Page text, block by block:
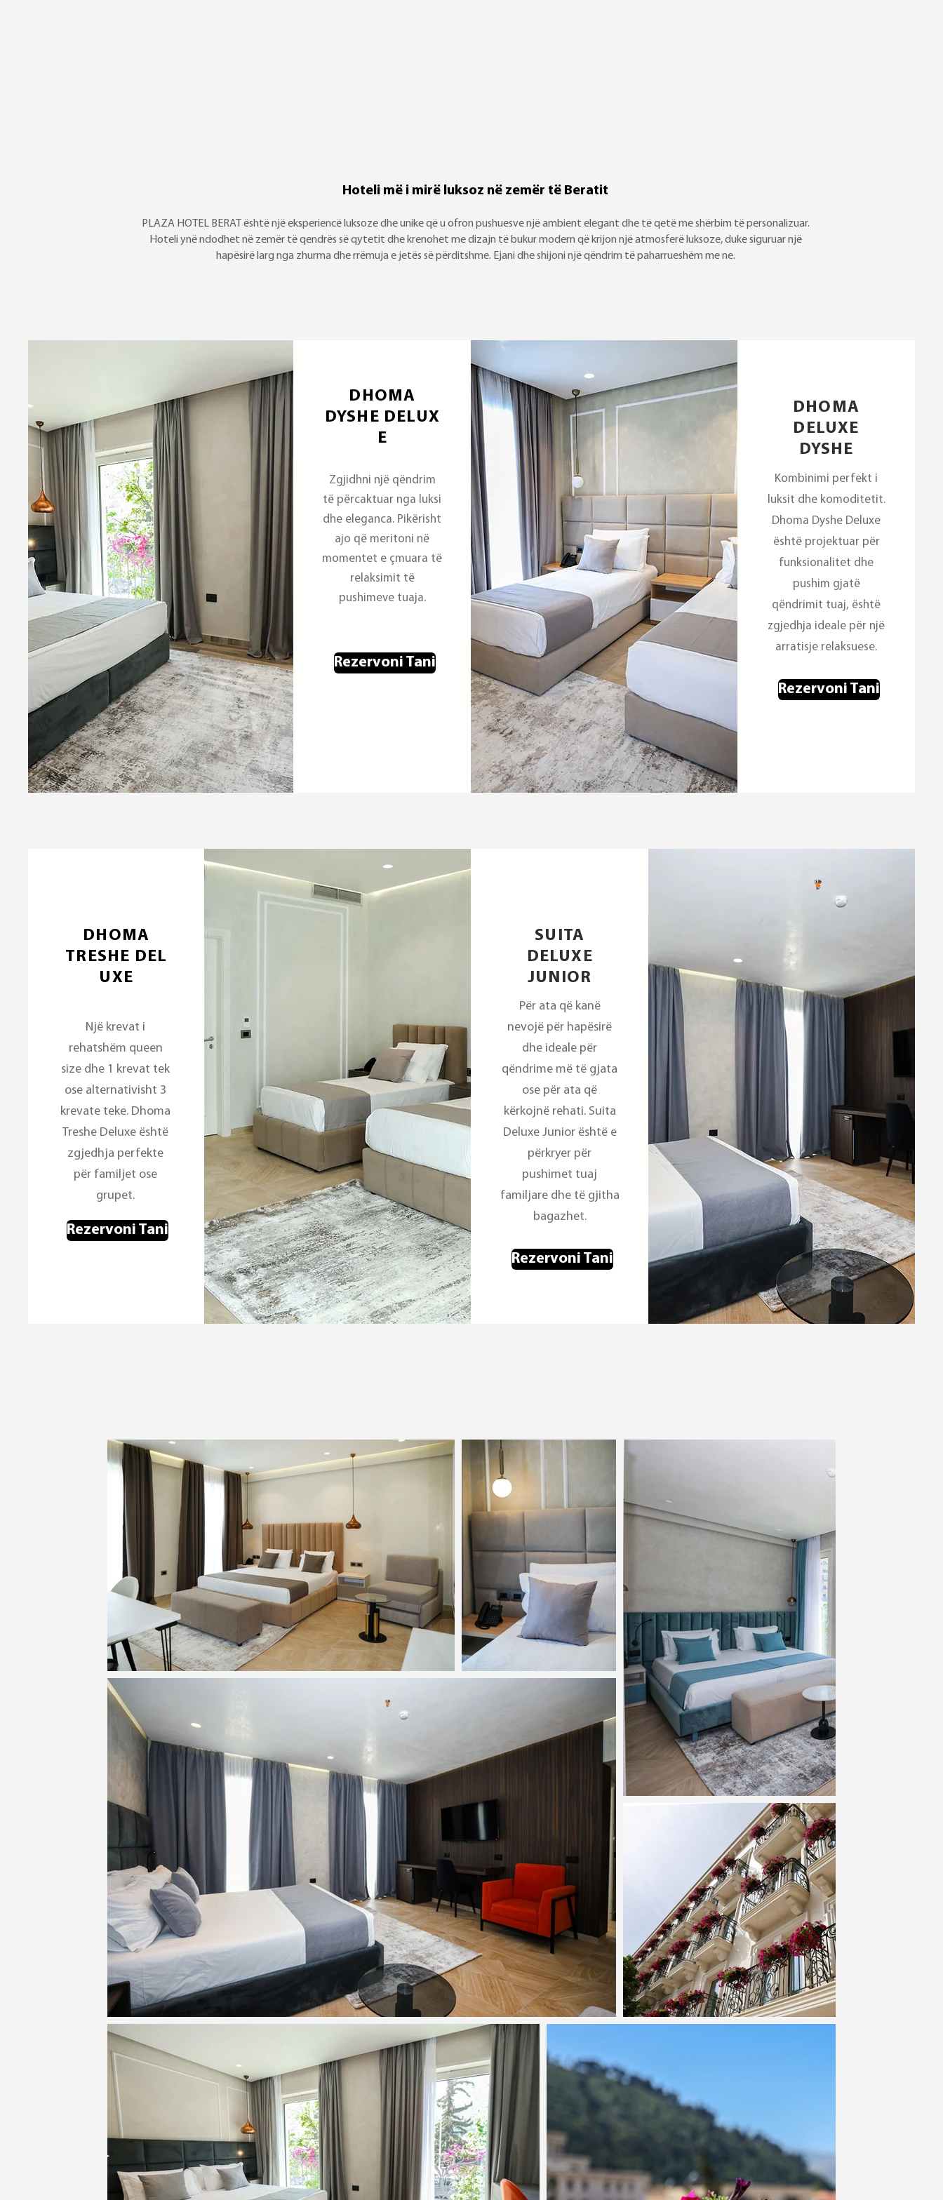
Hoteli më i mirë luksoz në zemër të Beratit
PLAZA HOTEL BERAT është një eksperiencë luksoze dhe unike që u ofron pushuesve një ambient elegant dhe të qetë me shërbim të personalizuar.
Hoteli ynë ndodhet në zemër të qendrës së qytetit dhe krenohet me dizajn të bukur modern që krijon një atmosferë luksoze, duke siguruar një
hapësirë larg nga zhurma dhe rrëmuja e jetës së përditshme. Ejani dhe shijoni një qëndrim të paharrueshëm me ne.
DHOMA
DYSHE DELUX
E
Zgjidhni një qëndrim
të përcaktuar nga luksi
dhe eleganca. Pikërisht
ajo që meritoni në
momentet e çmuara të
relaksimit të
pushimeve tuaja.
Rezervoni Tani
DHOMA
DELUXE
DYSHE
Kombinimi perfekt i
luksit dhe komoditetit.
Dhoma Dyshe Deluxe
është projektuar për
funksionalitet dhe
pushim gjatë
qëndrimit tuaj, është
zgjedhja ideale për një
arratisje relaksuese.
Rezervoni Tani
DHOMA
TRESHE DEL
UXE
Një krevat i
rehatshëm queen
size dhe 1 krevat tek
ose alternativisht 3
krevate teke. Dhoma
Treshe Deluxe është
zgjedhja perfekte
për familjet ose
grupet.
Rezervoni Tani
SUITA
DELUXE
JUNIOR
Për ata që kanë
nevojë për hapësirë
dhe ideale për
qëndrime më të gjata
ose për ata që
kërkojnë rehati. Suita
Deluxe Junior është e
përkryer për
pushimet tuaj
familjare dhe të gjitha
bagazhet.
Rezervoni Tani